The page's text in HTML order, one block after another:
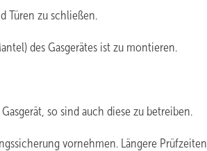
Türen zu schließen.
des Gasgerätes ist zu montieren.
so sind auch diese zu betreiben.
vornehmen. Längere Prüfzeiten